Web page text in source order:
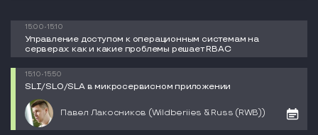
15:00-15:10
Управление доступом к операционным системам на
серверах: как и какие проблемы решает RBAC
15:10-15:50
SLI/SLO/SLA в микросервисном приложении
Павел Лакосников (Wildberiies & Russ (RWB))